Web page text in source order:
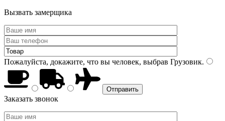
Вызвать замерщика
Пожалуйста, докажите, что вы человек, выбрав Грузовик.
Заказать звонок